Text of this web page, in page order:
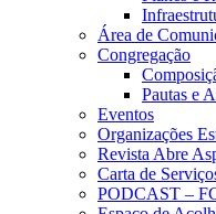
Área de
Congregação
Pautas e
Eventos
Organizações
Revista Abre
Carta de
PODCAST –